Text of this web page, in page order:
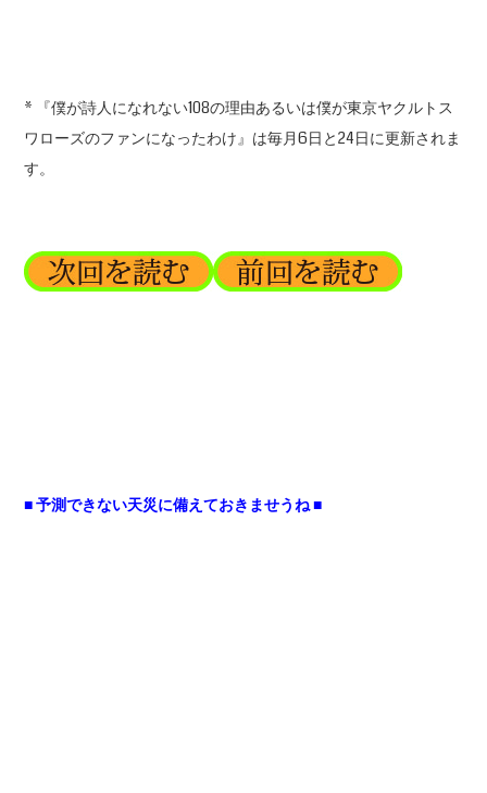
* 『僕が詩人になれない108の理由あるいは僕が東京ヤクルトス
ワローズのファンになったわけ』は毎月6日と24日に更新されま
す。
■ 予測できない天災に備えておきませうね ■